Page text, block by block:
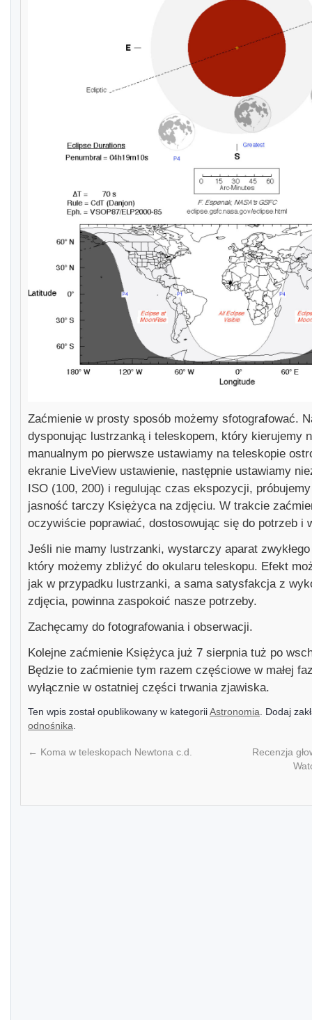
Zaćmienie w prosty sposób możemy sfotografować.
dysponując lustrzanką i teleskopem, który kierujemy
manualnym po pierwsze ustawiamy na teleskopie
ekranie LiveView ustawienie, następnie ustawiamy
ISO (100, 200) i regulując czas ekspozycji,
jasność tarczy Księżyca na zdjęciu. W trakcie
oczywiście poprawiać, dostosowując się do potrzeb i
Jeśli nie mamy lustrzanki, wystarczy aparat
który możemy zbliżyć do okularu teleskopu. Efekt
jak w przypadku lustrzanki, a sama satysfakcja z
zdjęcia, powinna zaspokoić nasze potrzeby.
Zachęcamy do fotografowania i obserwacji.
Kolejne zaćmienie Księżyca już 7 sierpnia tuż po
Będzie to zaćmienie tym razem częściowe w małej
wyłącznie w ostatniej części trwania zjawiska.
Ten wpis został opublikowany w kategoriiAstronomia . Dodaj
odnośnika
← Koma w teleskopach Newtona c.d.
Recenzja